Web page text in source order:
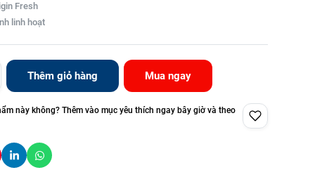
Fresh
linh hoạt
Thêm giỏ hàng Mua ngay
này không? Thêm vào mục yêu thích ngay bây giờ và theo